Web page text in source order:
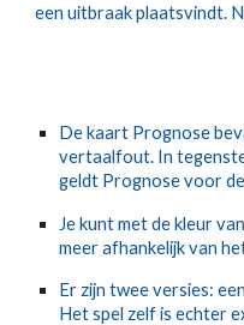
een uitbraak plaatsvindt.
De kaart Prognose
vertaalfout. In
geldt Prognose voor
Je kunt met de kleur
meer afhankelijk van
Er zijn twee versies:
Het spel zelf is echter